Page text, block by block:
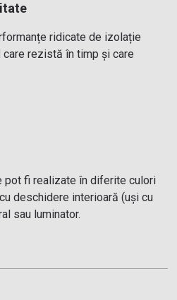
ridicate de izolație
rezistă în timp și care
pot fi realizate în diferite culori
deschidere interioară (uși cu
sau luminator.